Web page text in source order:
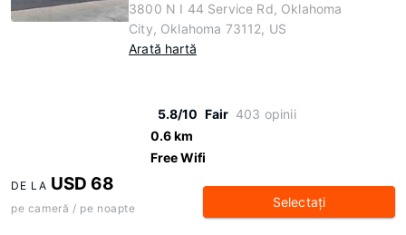
3800 N I 44 Service Rd, Oklahoma
City, Oklahoma 73112, US
Arată hartă
5.8/10 Fair 403 opinii
0.6 km
Free Wifi
DE LA USD 68
pe cameră / pe noapte Selectaţi